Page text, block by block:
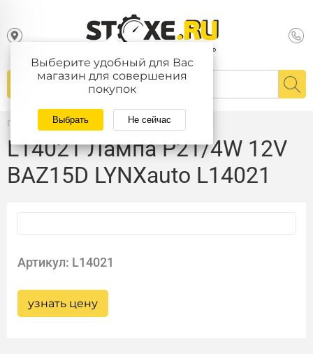
Выберите удобный для Вас
магазин для совершения
покупок
Выбрать Не сейчас
Главная / Каталог
L14021 Лампа P21/4W 12V
BAZ15D LYNXauto L14021
Артикул: L14021
узнать цену